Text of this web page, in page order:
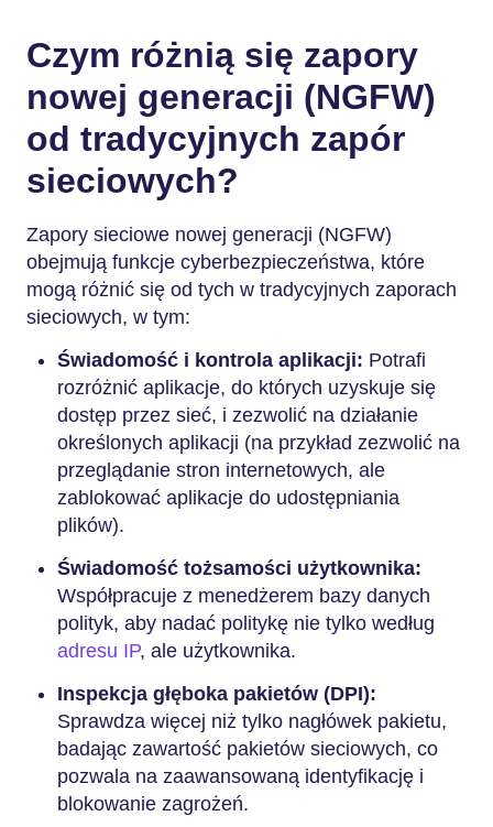
Czym różnią się zapory
nowej generacji (NGFW)
od tradycyjnych zapór
sieciowych?
Zapory sieciowe nowej generacji (NGFW)
obejmują funkcje cyberbezpieczeństwa, które
mogą różnić się od tych w tradycyjnych zaporach
sieciowych, w tym:
Świadomość i kontrola aplikacji: Potrafi
rozróżnić aplikacje, do których uzyskuje się
dostęp przez sieć, i zezwolić na działanie
określonych aplikacji (na przykład zezwolić na
przeglądanie stron internetowych, ale
zablokować aplikacje do udostępniania
plików).
Świadomość tożsamości użytkownika:
Współpracuje z menedżerem bazy danych
polityk, aby nadać politykę nie tylko według
adresu IP, ale użytkownika.
Inspekcja głęboka pakietów (DPI):
Sprawdza więcej niż tylko nagłówek pakietu,
badając zawartość pakietów sieciowych, co
pozwala na zaawansowaną identyfikację i
blokowanie zagrożeń.